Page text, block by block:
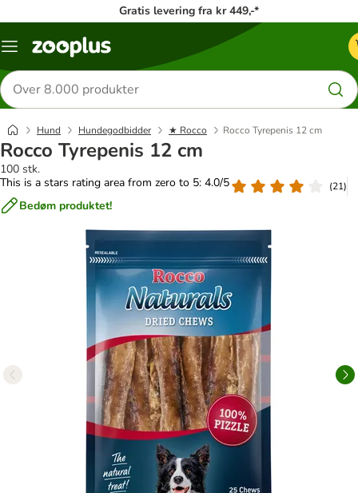
Gratis levering fra kr 449,-*
Menu
Søg
efter
produkter
Hund Hundegodbidder ★ Rocco Rocco Tyrepenis 12 cm
Rocco Tyrepenis 12 cm
100 stk.
This is a stars rating area from zero to 5: 4.0/5
(21)
Bedøm produktet!